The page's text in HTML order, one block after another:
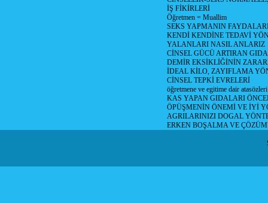
İŞ FİKİRLERİ
Öğretmen = Muallim
SEKS YAPMANIN
KENDİ KENDİNE TEDAVİ
YALANLARI NASIL ANLARIZ
CİNSEL GÜCÜ ARTIRAN
DEMİR EKSİKLİĞİNİN
İDEAL KİLO, ZAYIFLAMA
CİNSEL TEPKİ EVRELERİ
öğretmene ve egitime dair atasözleri
KAS YAPAN GIDALARI
ÖPÜŞMENİN ÖNEMİ VE İYİ
AGRILARINIZI DOGAL
ERKEN BOŞALMA VE